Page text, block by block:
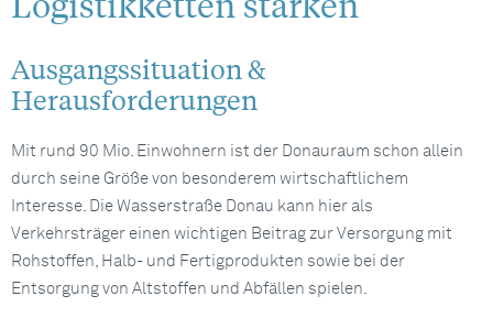
Ausgangssituation &
Herausforderungen
Mit rund 90 Mio. Einwohnern ist der Donauraum schon allein
durch seine Größe von besonderem wirtschaftlichem
Interesse. Die Wasserstraße Donau kann hier als
Verkehrsträger einen wichtigen Beitrag zur Versorgung mit
Rohstoffen, Halb- und Fertigprodukten sowie bei der
Entsorgung von Altstoffen und Abfällen spielen.